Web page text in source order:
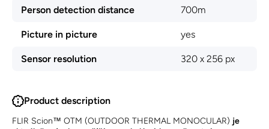
Person detection distance 700m
Picture in picture yes
Sensor resolution 320 x 256 px
Product description
FLIR Scion™ OTM (OUTDOOR THERMAL MONOCULAR) je